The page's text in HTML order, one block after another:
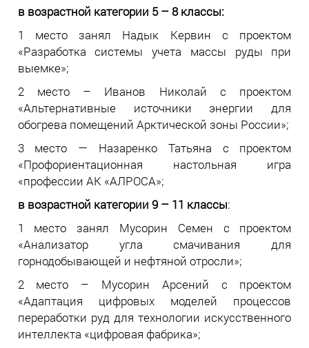
в возрастной категории 5 – 8 классы:
1 место занял Надык Кервин с проектом
«Разработка системы учета массы руды при
выемке»;
2 место – Иванов Николай с проектом
«Альтернативные источники энергии для
обогрева помещений Арктической зоны России»;
3 место — Назаренко Татьяна с проектом
«Профориентационная настольная игра
«профессии АК «АЛРОСА»;
в возрастной категории 9 – 11 классы:
1 место занял Мусорин Семен с проектом
«Анализатор угла смачивания для
горнодобывающей и нефтяной отросли»;
2 место – Мусорин Арсений с проектом
«Адаптация цифровых моделей процессов
переработки руд для технологии искусственного
интеллекта «цифровая фабрика»;